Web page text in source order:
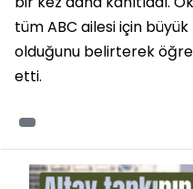
tüm ABC ailesi için
olduğunu belirterek
etti.